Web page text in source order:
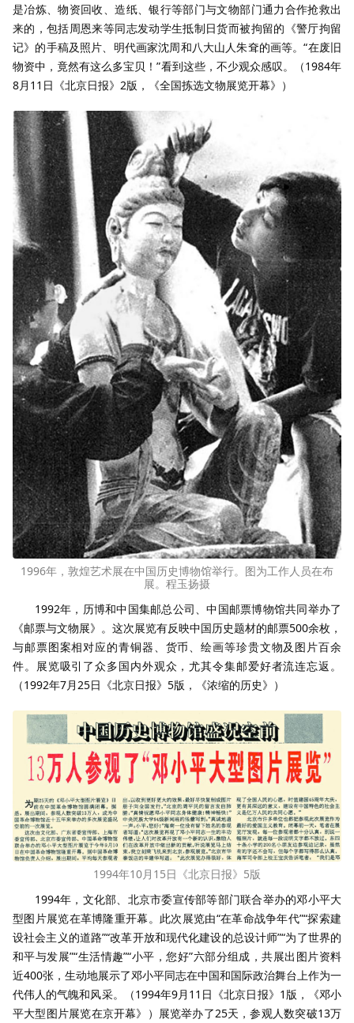
是冶炼、物资回收、造纸、银行等部门与文物部门通力合作抢救出
来的，包括周恩来等同志发动学生抵制日货而被拘留的《警厅拘留
记》的手稿及照片、明代画家沈周和八大山人朱耷的画等。“在废旧
物资中，竟然有这么多宝贝！”看到这些，不少观众感叹。（1984年
8月11日《北京日报》2版，《全国拣选文物展览开幕》）
1996年，敦煌艺术展在中国历史博物馆举行。图为工作人员在布
展。程玉扬摄
1992年，历博和中国集邮总公司、中国邮票博物馆共同举办了
《邮票与文物展》。这次展览有反映中国历史题材的邮票500余枚，
与邮票图案相对应的青铜器、货币、绘画等珍贵文物及图片百余
件。展览吸引了众多国内外观众，尤其令集邮爱好者流连忘返。
（1992年7月25日《北京日报》5版，《浓缩的历史》）
1994年10月15日《北京日报》5版
1994年，文化部、北京市委宣传部等部门联合举办的邓小平大
型图片展览在革博隆重开幕。此次展览由“在革命战争年代”“探索建
设社会主义的道路”“改革开放和现代化建设的总设计师”“为了世界的
和平与发展”“生活情趣”“小平，您好”六部分组成，共展出图片资料
近400张，生动地展示了邓小平同志在中国和国际政治舞台上作为一
代伟人的气魄和风采。（1994年9月11日《北京日报》1版，《邓小
平大型图片展览在京开幕》）展览举办了25天，参观人数突破13万